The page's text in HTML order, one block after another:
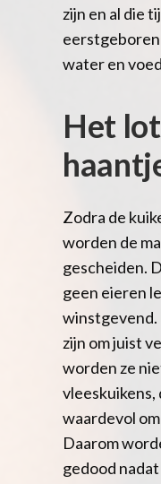
zijn en al die
water en
Het
Zodra de
worden de
gescheiden.
geen eieren
winstgevend.
zijn om juist
worden ze
vleeskuikens,
waardevol
Daarom
gedood